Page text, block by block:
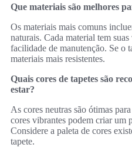
Que materiais são melhores
Os materiais mais comuns
naturais. Cada material tem
facilidade de manutenção. Se o
materiais mais resistentes.
Quais cores de tapetes são
estar?
As cores neutras são ótimas
cores vibrantes podem criar um
Considere a paleta de cores
tapete.